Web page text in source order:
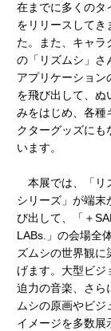
在までに多くのタ
をリリースしてき
た。また、キャラ
の「リズムシ」さ
アプリケーション
を飛び出して、ぬ
みをはじめ、各種
クターグッズにも
います。
本展では、「リ
シリーズ」が端末
び出して、「＋
LABs.」の会場全
ズムシの世界観に
げます。大型ビジ
迫力の音楽、さら
ムシの原画やビジ
イメージを多数展